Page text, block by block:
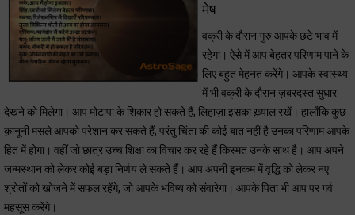
मेष
वक्री के दौरान गुरु आपके छटे भाव में
रहेगा। ऐसे में आप बेहतर परिणाम पाने के
लिए बहुत मेहनत करेंगे। आपके स्वास्थ्य
में भी वक्री के दौरान ज़बरदस्त सुधार
देखने को मिलेगा। आप मोटापा के शिकार हो सकते हैं, लिहाज़ा इसका ख़्याल रखें। हालाँकि कुछ
क़ानूनी मसले आपको परेशान कर सकते हैं, परंतु चिंता की कोई बात नहीं है उनका परिणाम आपके
हित में होगा। वहीं जो छात्र उच्च शिक्षा का विचार कर रहे हैं किस्मत उनके साथ है। आप अपने
जन्मस्थान को लेकर कोई बड़ा निर्णय ले सकते हैं। आप अपनी इनकम में वृद्धि को लेकर नए
श्रोतों को खोजने में सफल रहेंगे, जो आपके भविष्य को संवारेगा। आपके पिता भी आप पर गर्व
महसूस करेंगे।